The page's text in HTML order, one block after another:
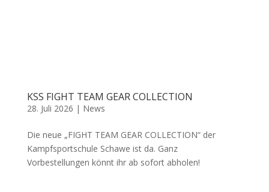
KSS FIGHT TEAM GEAR COLLECTION
28. Juli 2026 | News
Die neue „FIGHT TEAM GEAR COLLECTION“ der
Kampfsportschule Schawe ist da. Ganz
Vorbestellungen könnt ihr ab sofort abholen!